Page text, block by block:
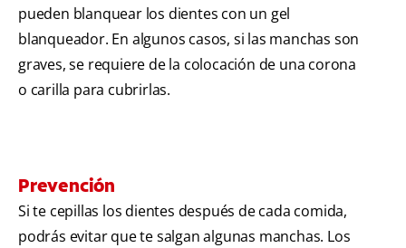
pueden blanquear los dientes con un gel
blanqueador. En algunos casos, si las manchas son
graves, se requiere de la colocación de una corona
o carilla para cubrirlas.
Prevención
Si te cepillas los dientes después de cada comida,
podrás evitar que te salgan algunas manchas. Los